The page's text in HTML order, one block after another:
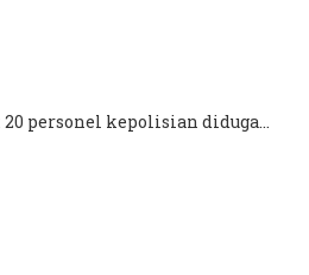
personel kepolisian diduga...